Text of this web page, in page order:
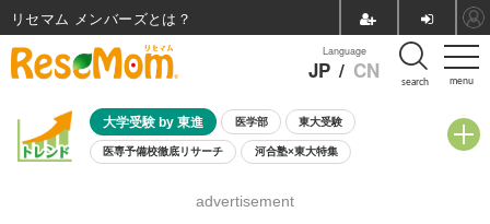
menu
Language
JP / CN search
大学受験 by 東進 医学部 東大受験
医専予備校徹底リサーチ 河合塾×東大特集
8月開催学校説明会・相談会
advertisement
リセマム メンバーズ